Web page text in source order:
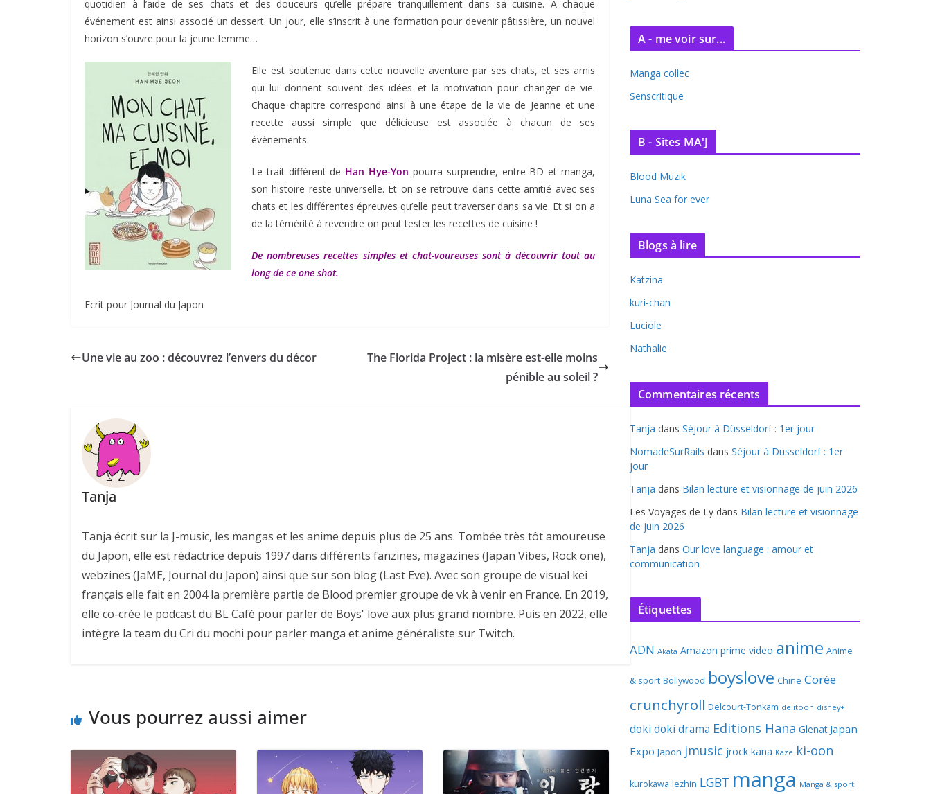
quotidien à l’aide de ses chats et des douceurs qu’elle prépare tranquillement dans sa cuisine. À chaque
événement est ainsi associé un dessert. Un jour, elle s’inscrit à une formation pour devenir pâtissière, un nouvel
horizon s’ouvre pour la jeune femme…
Elle est soutenue dans cette nouvelle aventure par ses chats, et ses amis
qui lui donnent souvent des idées et la motivation pour changer de vie.
Chaque chapitre correspond ainsi à une étape de la vie de Jeanne et une
recette aussi simple que délicieuse est associée à chacun de ses
événements.
Le trait différent de Han Hye-Yon pourra surprendre, entre BD et manga,
son histoire reste universelle. Et on se retrouve dans cette amitié avec ses
chats et les différentes épreuves qu’elle peut traverser dans sa vie. Et si on a
de la témérité à revendre on peut tester les recettes de cuisine !
De nombreuses recettes simples et chat-voureuses sont à découvrir tout au
long de ce one shot.
Ecrit pour Journal du Japon
Une vie au zoo : découvrez l’envers du décor
The Florida Project : la misère est-elle moins
pénible au soleil ?
Tanja
Tanja écrit sur la J-music, les mangas et les anime depuis plus de 25 ans. Tombée très tôt amoureuse
du Japon, elle est rédactrice depuis 1997 dans différents fanzines, magazines (Japan Vibes, Rock one),
webzines (JaME, Journal du Japon) ainsi que sur son blog (Last Eve). Avec son groupe de visual kei
français elle fait en 2004 la première partie de Blood premier groupe de vk à venir en France. En 2019,
elle co-crée le podcast du BL Café pour parler de Boys' love aux plus grand nombre. Puis en 2022, elle
intègre la team du Cri du mochi pour parler manga et anime généraliste sur Twitch.
Vous pourrez aussi aimer
A - me voir sur...
Manga collec
Senscritique
B - Sites MA'J
Blood Muzik
Luna Sea for ever
Blogs à lire
Katzina
kuri-chan
Luciole
Nathalie
Commentaires récents
Tanja dans Séjour à Düsseldorf : 1er jour
NomadeSurRails dans Séjour à Düsseldorf : 1er
jour
Tanja dans Bilan lecture et visionnage de juin 2026
Les Voyages de Ly dans Bilan lecture et visionnage
de juin 2026
Tanja dans Our love language : amour et
communication
Étiquettes
ADN Akata Amazon prime video anime Anime
& sport Bollywood boyslove Chine Corée
crunchyroll Delcourt-Tonkam delitoon disney+
doki doki drama Editions Hana Glenat Japan
Expo Japon jmusic jrock kana Kaze ki-oon
kurokawa lezhin LGBT manga Manga & sport